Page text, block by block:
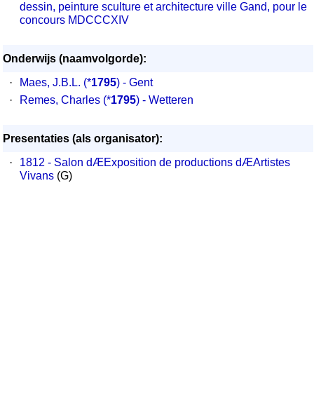
dessin, peinture sculture et architecture ville Gand, pour le
concours MDCCCXIV
Onderwijs (naamvolgorde):
·
Maes, J.B.L. (*1795) - Gent
·
Remes, Charles (*1795) - Wetteren
Presentaties (als organisator):
·
1812 - Salon dÆExposition de productions dÆArtistes
Vivans (G)